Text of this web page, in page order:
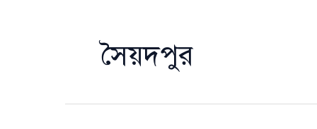
সৈয়দপুর